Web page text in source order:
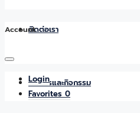
ติดต่อเรา
ข่าวสารและกิจกรรม
Account
Login
Favorites 0